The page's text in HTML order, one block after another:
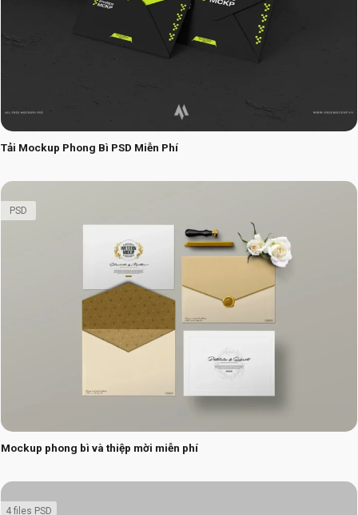
Tải Mockup Phong Bì PSD Miễn Phí
Mockup phong bì và thiệp mời miễn phí
PSD
4 files PSD